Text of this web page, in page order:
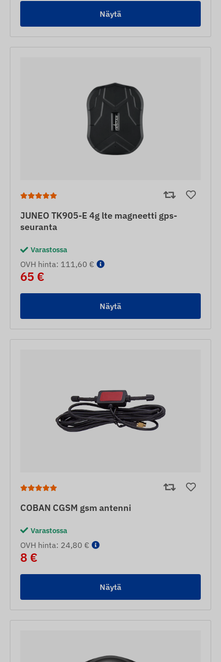
Näytä
JUNEO TK905-E 4g lte magneetti gps-
seuranta
Varastossa
OVH hinta: 111,60 €
65 €
Näytä
COBAN CGSM gsm antenni
Varastossa
OVH hinta: 24,80 €
8 €
Näytä